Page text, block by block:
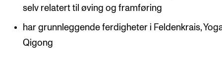
Organisasjon
Hvem gjør hva i administrasjonen?
selv relatert til øving og framføring
har grunnleggende ferdigheter i Feldenkrais,
Qigong